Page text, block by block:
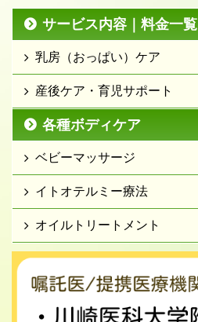
サービス内容｜料金一覧
乳房（おっぱい）ケア
産後ケア・育児サポート
各種ボディケア
ベビーマッサージ
イトオテルミー療法
オイルトリートメント